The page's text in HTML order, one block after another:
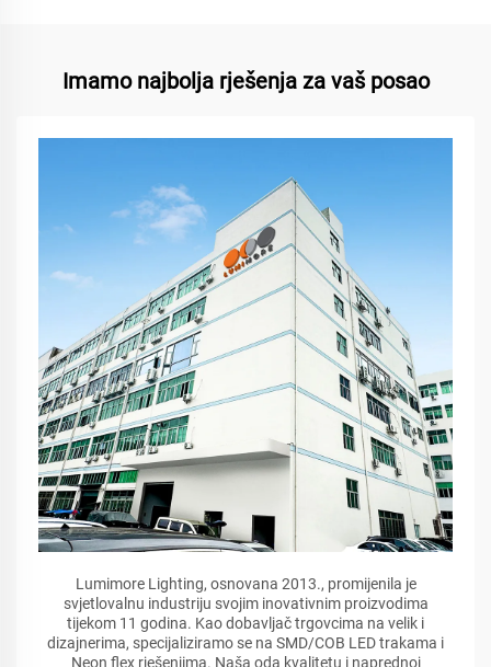
Imamo najbolja rješenja za vaš posao
Lumimore Lighting, osnovana 2013., promijenila je
svjetlovalnu industriju svojim inovativnim proizvodima
tijekom 11 godina. Kao dobavljač trgovcima na velik i
dizajnerima, specijaliziramo se na SMD/COB LED trakama i
Neon flex rješenjima. Naša oda kvalitetu i naprednoj